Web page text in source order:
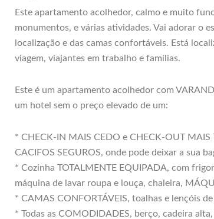
Este apartamento acolhedor, calmo e muito
monumentos, e várias atividades. Vai adorar o
localização e das camas confortáveis. Está
viagem, viajantes em trabalho e famílias.
Este é um apartamento acolhedor com
um hotel sem o preço elevado de um:
* CHECK-IN MAIS CEDO e CHECK-OUT
CACIFOS SEGUROS, onde pode deixar a sua
* Cozinha TOTALMENTE EQUIPADA, com
máquina de lavar roupa e louça, chaleira,
* CAMAS CONFORTÁVEIS, toalhas e lençóis
* Todas as COMODIDADES, berço, cadeira